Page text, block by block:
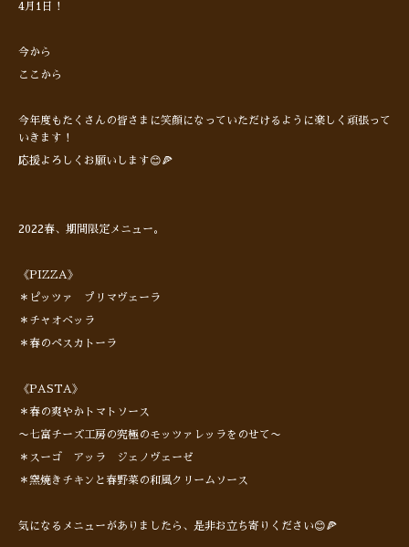
4月1日！
今から
ここから
今年度もたくさんの皆さまに笑顔になっていただけるように楽しく頑張って
いきます！
応援よろしくお願いします😊🍕
2022春、期間限定メニュー。
《PIZZA》
＊ピッツァ プリマヴェーラ
＊チャオベッラ
＊春のペスカトーラ
《PASTA》
＊春の爽やかトマトソース
〜七富チーズ工房の究極のモッツァレッラをのせて〜
＊スーゴ アッラ ジェノヴェーゼ
＊窯焼きチキンと春野菜の和風クリームソース
気になるメニューがありましたら、是非お立ち寄りください😊🍕